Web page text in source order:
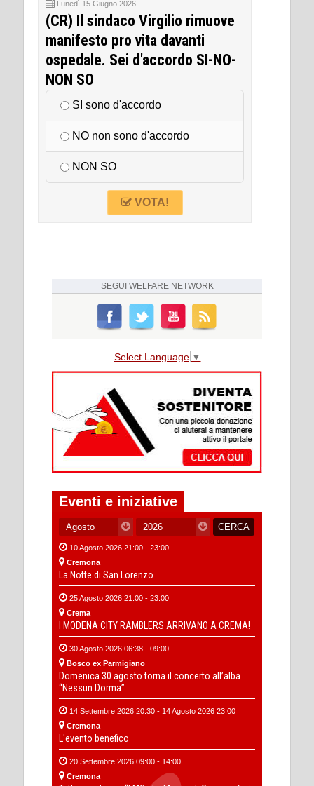
Lunedì 15 Giugno 2026
(CR) Il sindaco Virgilio rimuove
manifesto pro vita davanti
ospedale. Sei d'accordo SI-NO-
NON SO
SI sono d'accordo
NO non sono d'accordo
NON SO
VOTA!
SEGUI WELFARE NETWORK
Select Language ▼
Eventi e iniziative
10 Agosto 2026 21:00 - 23:00
Cremona
La Notte di San Lorenzo
25 Agosto 2026 21:00 - 23:00
Crema
I MODENA CITY RAMBLERS ARRIVANO A CREMA!
30 Agosto 2026 06:38 - 09:00
Bosco ex Parmigiano
Domenica 30 agosto torna il concerto all’alba
“Nessun Dorma”
14 Settembre 2026 20:30 - 14 Agosto 2026 23:00
Cremona
L'evento benefico
20 Settembre 2026 09:00 - 14:00
Cremona